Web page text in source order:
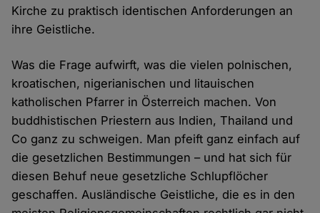
Kirche zu praktisch identischen Anforderungen an
ihre Geistliche.
Was die Frage aufwirft, was die vielen polnischen,
kroatischen, nigerianischen und litauischen
katholischen Pfarrer in Österreich machen. Von
buddhistischen Priestern aus Indien, Thailand und
Co ganz zu schweigen. Man pfeift ganz einfach auf
die gesetzlichen Bestimmungen – und hat sich für
diesen Behuf neue gesetzliche Schlupflöcher
geschaffen. Ausländische Geistliche, die es in den